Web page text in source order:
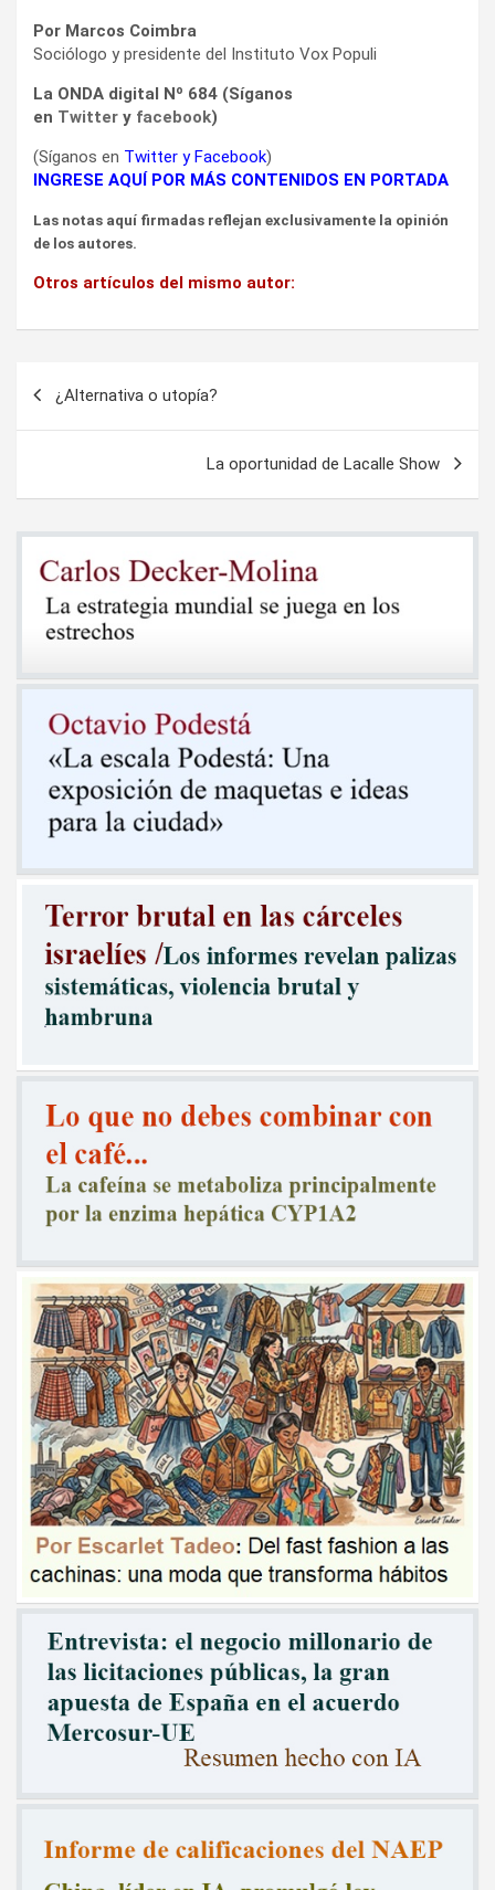
Por Marcos Coimbra
Sociólogo y presidente del Instituto Vox Populi
La ONDA digital Nº 684 (Síganos
en Twitter y facebook)
(Síganos en Twitter yFacebook)
INGRESE AQUÍ POR MÁS CONTENIDOS EN PORTADA
Las notas aquí firmadas reflejan exclusivamente la opinión
de los autores.
Otros artículos del mismo autor:
¿Alternativa o utopía?
La oportunidad de Lacalle Show